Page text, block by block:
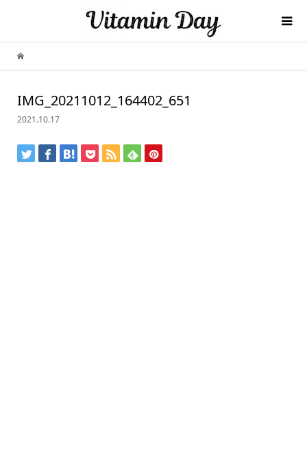
IMG_20211012_164402_651
2021.10.17